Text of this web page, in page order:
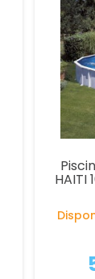
HAITI